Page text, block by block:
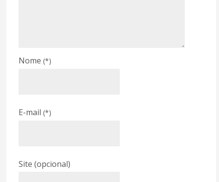
Nome(*)
E-mail(*)
Site (opcional)